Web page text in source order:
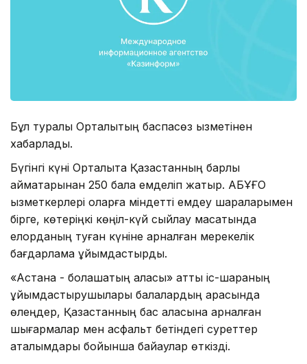
Бұл туралы Орталықтың баспасөз қызметінен
хабарлады.
Бүгінгі күні Орталықта Қазақстанның барлық
аймақтарынан 250 бала емделіп жатыр. АБҰҒО
қызметкерлері оларға міндетті емдеу шараларымен
бірге, көтеріңкі көңіл-күй сыйлау мақсатында
елорданың туған күніне арналған мерекелік
бағдарлама ұйымдастырды.
«Астана - болашақтың қаласы» атты іс-шараның
ұйымдастырушылары балалардың арасында
өлеңдер, Қазақстанның бас қаласына арналған
шығармалар мен асфальт бетіндегі суреттер
аталымдары бойынша байқаулар өткізді.